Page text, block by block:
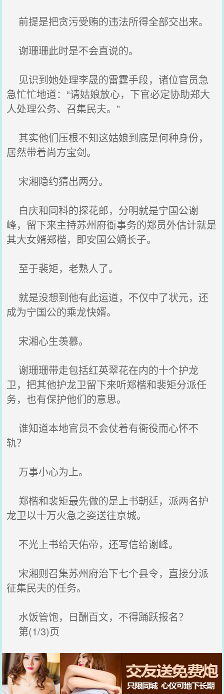
前提是把贪污受贿的违法所得全部交出来。
谢珊珊此时是不会直说的。
见识到她处理李晟的雷霆手段，诸位官员急
急忙忙地道：“请姑娘放心，下官必定协助郑大
人处理公务、召集民夫。”
其实他们压根不知这姑娘到底是何种身份，
居然带着尚方宝剑。
宋湘隐约猜出两分。
白庆和同科的探花郎，分明就是宁国公谢
峰，留下来主持苏州府衙事务的郑员外估计就是
其大女婿郑楷，即安国公嫡长子。
至于裴矩，老熟人了。
就是没想到他有此运道，不仅中了状元，还
成为宁国公的乘龙快婿。
宋湘心生羡慕。
谢珊珊带走包括红英翠花在内的十个护龙
卫，把其他护龙卫留下来听郑楷和裴矩分派任
务，也有保护他们的意思。
谁知道本地官员不会仗着有衙役而心怀不
轨？
万事小心为上。
郑楷和裴矩最先做的是上书朝廷，派两名护
龙卫以十万火急之姿送往京城。
不光上书给天佑帝，还写信给谢峰。
宋湘则召集苏州府治下七个县令，直接分派
征集民夫的任务。
水饭管饱，日酬百文，不得踊跃报名？
第(1/3)页